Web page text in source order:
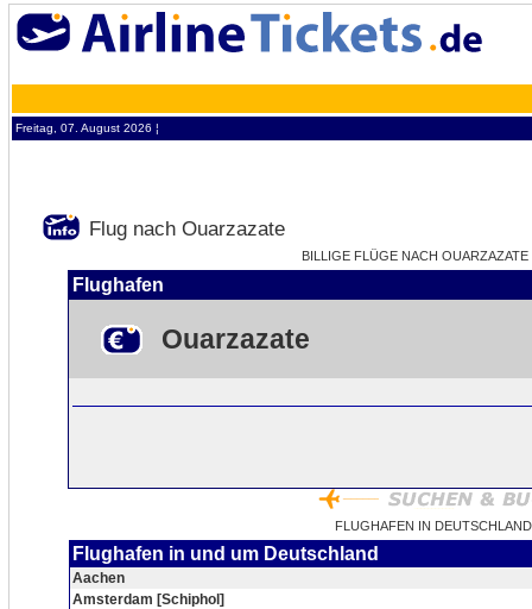
Freitag, 07. August 2026 ¦
Flug nach Ouarzazate
BILLIGE FLÜGE NACH
Flughafen
Ouarzazate
FLUGHAFEN IN
Flughafen in und um Deutschland
Aachen
Amsterdam [Schiphol]